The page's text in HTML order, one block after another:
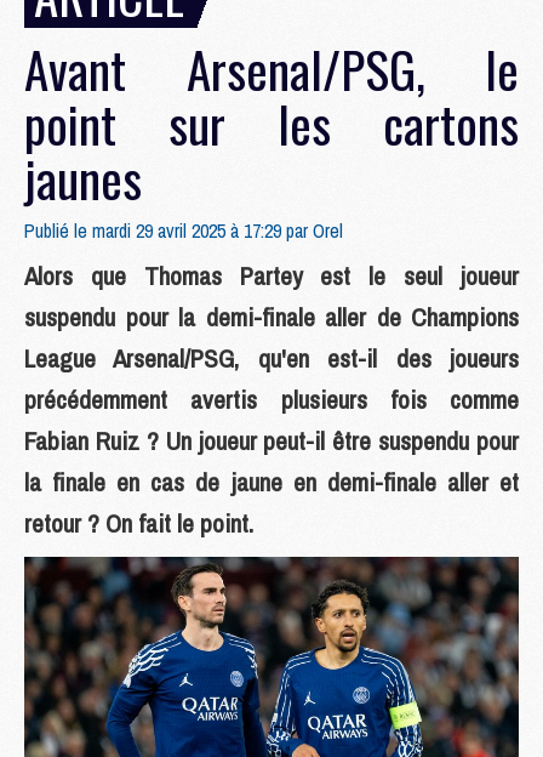
Avant Arsenal/PSG, le
point sur les cartons
jaunes
Publié le mardi 29 avril 2025 à 17:29 parOrel
Alors que Thomas Partey est le seul joueur
suspendu pour la demi-finale aller de Champions
League Arsenal/PSG, qu'en est-il des joueurs
précédemment avertis plusieurs fois comme
Fabian Ruiz ? Un joueur peut-il être suspendu pour
la finale en cas de jaune en demi-finale aller et
retour ? On fait le point.